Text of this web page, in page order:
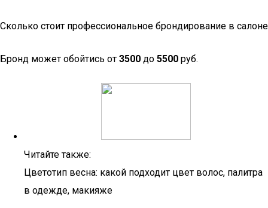
Сколько стоит профессиональное брондирование в салоне
Бронд может обойтись от 3500 до 5500 руб.
Читайте также:
Цветотип весна: какой подходит цвет волос, палитра
в одежде, макияже